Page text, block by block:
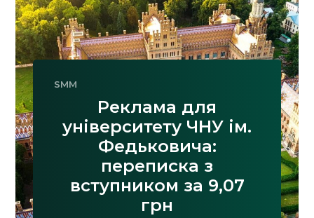
SMM
Реклама для
університету ЧНУ ім.
Федьковича:
переписка з
вступником за 9,07
грн